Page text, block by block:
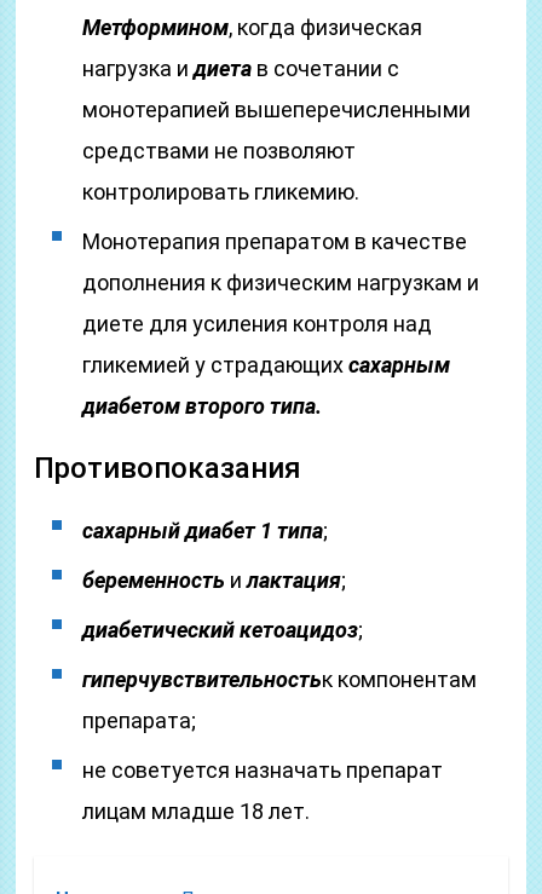
Метформином, когда физическая
нагрузка идиета в сочетании с
монотерапией вышеперечисленными
средствами не позволяют
контролировать гликемию.
Монотерапия препаратом в качестве
дополнения к физическим нагрузкам и
диете для усиления контроля над
гликемией у страдающихсахарным
диабетом второго типа.
Противопоказания
сахарный диабет 1 типа;
беременность илактация;
диабетический кетоацидоз;
гиперчувствительностьк компонентам
препарата;
не советуется назначать препарат
лицам младше 18 лет.